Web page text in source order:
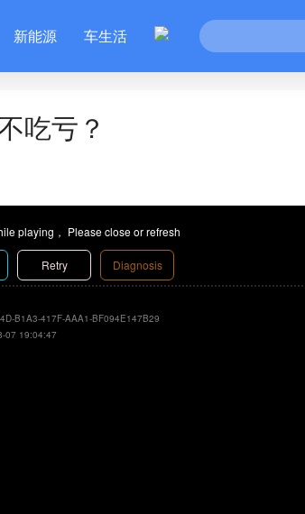
新能源 车生活
吃亏？
playing， Please close or refresh
Retry Diagnosis
B1A3-417F-AAA1-BF094E147B29
07 19:04:47